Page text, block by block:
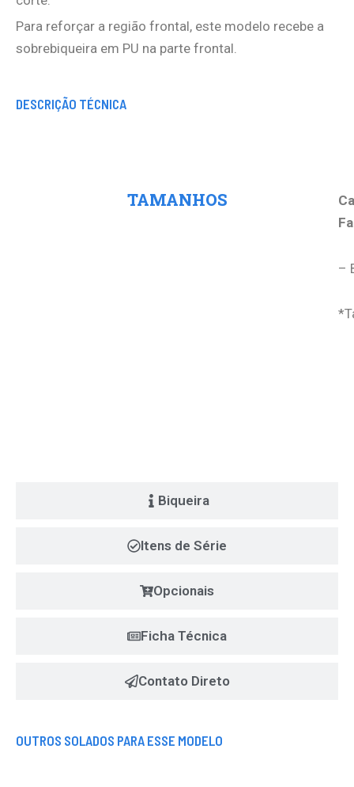
Para reforçar a região frontal, este modelo recebe a
sobrebiqueira em PU na parte frontal.
DESCRIÇÃO TÉCNICA
Biqueira
Itens de Série
Opcionais
Ficha Técnica
Contato Direto
TAMANHOS
–
OUTROS SOLADOS PARA ESSE MODELO